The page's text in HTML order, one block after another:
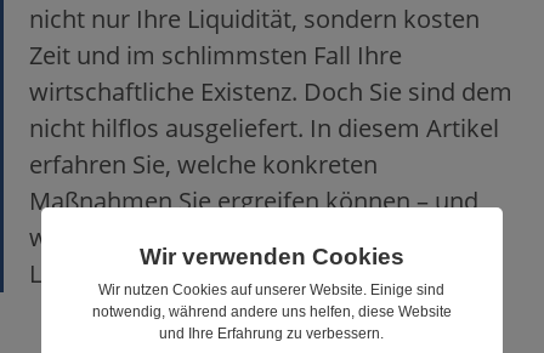
Wir verwenden Cookies
Wir nutzen Cookies auf unserer Website. Einige sind
notwendig, während andere uns helfen, diese Website
und Ihre Erfahrung zu verbessern.
nicht nur Ihre Liquidität, sondern kosten
Zeit und im schlimmsten Fall Ihre
wirtschaftliche Existenz. Doch Sie sind dem
nicht hilflos ausgeliefert. In diesem Artikel
erfahren Sie, welche konkreten
Maßnahmen Sie ergreifen können – und
warum Factoring eine smarte, flexible
Lösung sein kann.